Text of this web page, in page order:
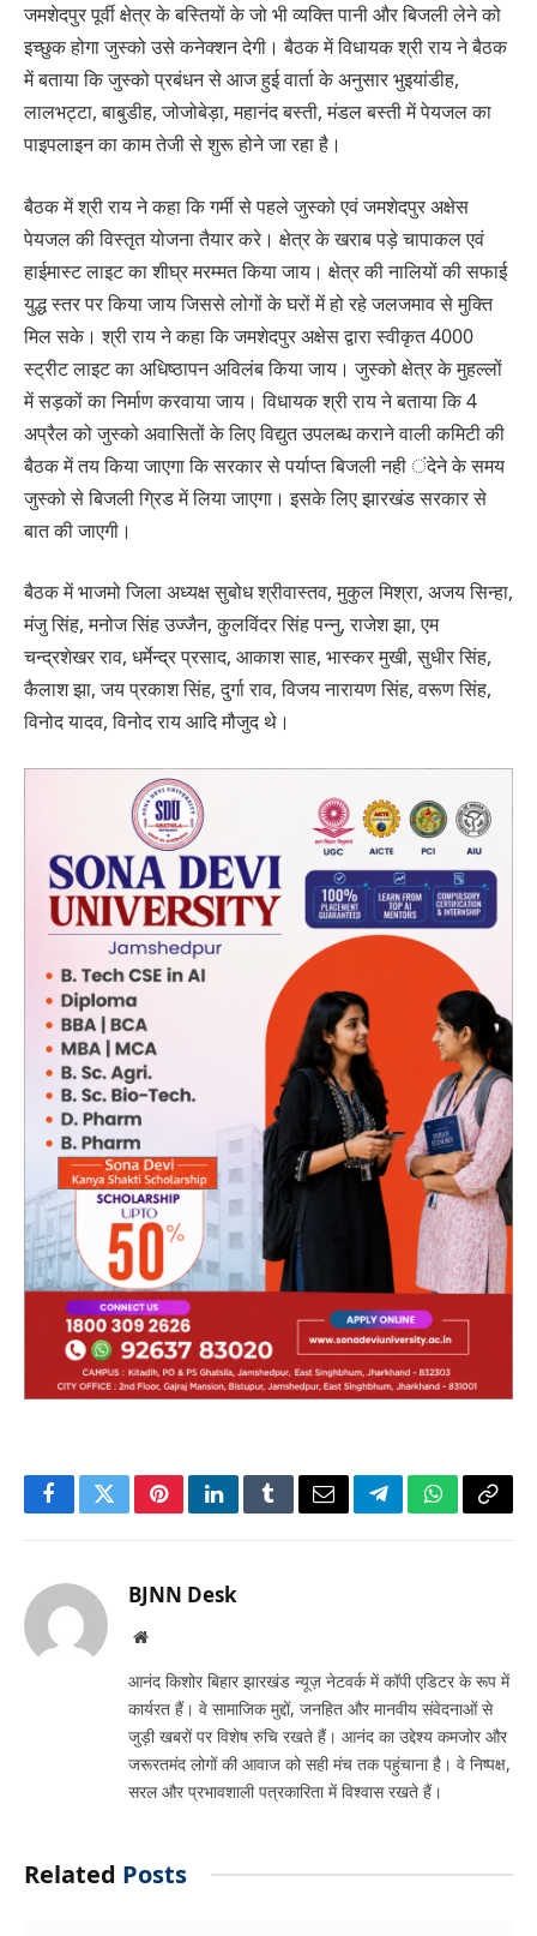
जमशेदपुर पूर्वी क्षेत्र के बस्तियों के जो भी व्यक्ति पानी और बिजली लेने को
इच्छुक होगा जुस्को उसे कनेक्शन देगी। बैठक में विधायक श्री राय ने बैठक
में बताया कि जुस्को प्रबंधन से आज हुई वार्ता के अनुसार भुइयांडीह,
लालभट्टा, बाबुडीह, जोजोबेड़ा, महानंद बस्ती, मंडल बस्ती में पेयजल का
पाइपलाइन का काम तेजी से शुरू होने जा रहा है।
बैठक में श्री राय ने कहा कि गर्मी से पहले जुस्को एवं जमशेदपुर अक्षेस
पेयजल की विस्तृत योजना तैयार करे। क्षेत्र के खराब पड़े चापाकल एवं
हाईमास्ट लाइट का शीघ्र मरम्मत किया जाय। क्षेत्र की नालियों की सफाई
युद्ध स्तर पर किया जाय जिससे लोगों के घरों में हो रहे जलजमाव से मुक्ति
मिल सके। श्री राय ने कहा कि जमशेदपुर अक्षेस द्वारा स्वीकृत 4000
स्ट्रीट लाइट का अधिष्ठापन अविलंब किया जाय। जुस्को क्षेत्र के मुहल्लों
में सड़कों का निर्माण करवाया जाय। विधायक श्री राय ने बताया कि 4
अप्रैल को जुस्को अवासितों के लिए विद्युत उपलब्ध कराने वाली कमिटी की
बैठक में तय किया जाएगा कि सरकार से पर्याप्त बिजली नही ंदेने के समय
जुस्को से बिजली ग्रिड में लिया जाएगा। इसके लिए झारखंड सरकार से
बात की जाएगी।
बैठक में भाजमो जिला अध्यक्ष सुबोध श्रीवास्तव, मुकुल मिश्रा, अजय सिन्हा,
मंजु सिंह, मनोज सिंह उज्जैन, कुलविंदर सिंह पन्नु, राजेश झा, एम
चन्द्रशेखर राव, धर्मेन्द्र प्रसाद, आकाश साह, भास्कर मुखी, सुधीर सिंह,
कैलाश झा, जय प्रकाश सिंह, दुर्गा राव, विजय नारायण सिंह, वरूण सिंह,
विनोद यादव, विनोद राय आदि मौजुद थे।
FacebookTwitterPinterestLinkedInTumblrEmailTelegramWhatsApp
Copy
BJNN Desk
Website
आनंद किशोर बिहार झारखंड न्यूज़ नेटवर्क में कॉपी एडिटर के रूप में
कार्यरत हैं। वे सामाजिक मुद्दों, जनहित और मानवीय संवेदनाओं से
जुड़ी खबरों पर विशेष रुचि रखते हैं। आनंद का उद्देश्य कमजोर और
जरूरतमंद लोगों की आवाज को सही मंच तक पहुंचाना है। वे निष्पक्ष,
सरल और प्रभावशाली पत्रकारिता में विश्वास रखते हैं।
Related Posts